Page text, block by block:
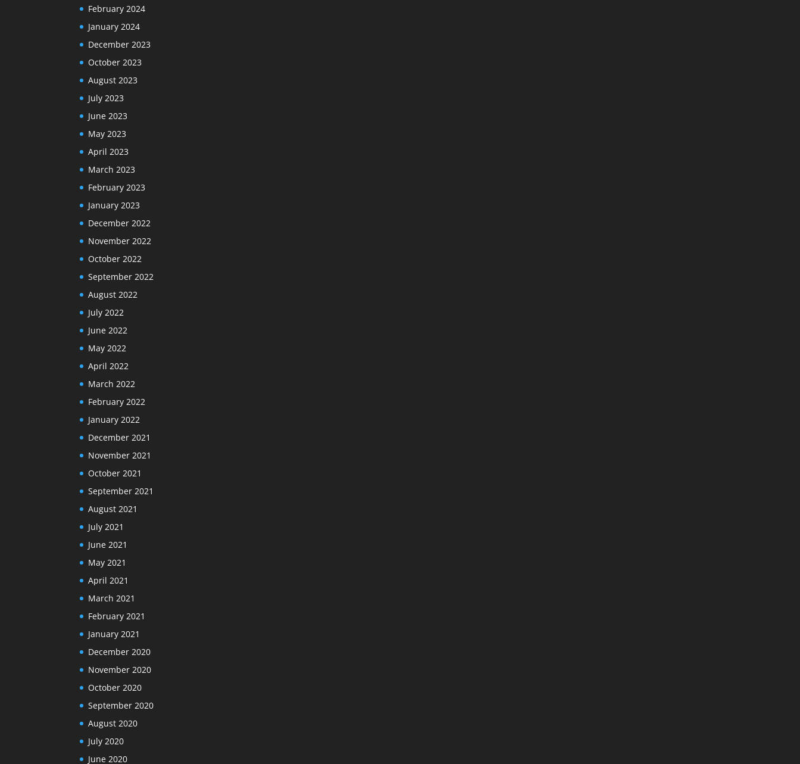
February 2024
January 2024
December 2023
October 2023
August 2023
July 2023
June 2023
May 2023
April 2023
March 2023
February 2023
January 2023
December 2022
November 2022
October 2022
September 2022
August 2022
July 2022
June 2022
May 2022
April 2022
March 2022
February 2022
January 2022
December 2021
November 2021
October 2021
September 2021
August 2021
July 2021
June 2021
May 2021
April 2021
March 2021
February 2021
January 2021
December 2020
November 2020
October 2020
September 2020
August 2020
July 2020
June 2020